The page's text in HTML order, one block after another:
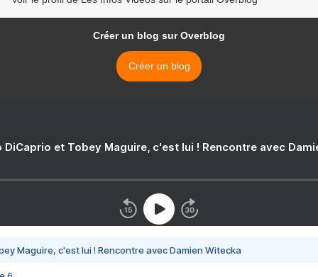
Créer un blog sur Overblog
Créer un blog
DiCaprio et Tobey Maguire, c'est lui ! Rencontre avec
Maguire, c'est lui ! Rencontre avec Damien Witecka